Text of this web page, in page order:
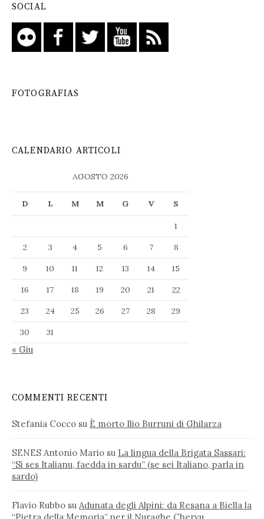
SOCIAL
FOTOGRAFIAS
CALENDARIO ARTICOLI
AGOSTO 2026
D L M M G V S
1
2
3 4 5 6 7
8
9
10 11 12 13 14
15
16
17 18 19 20 21
22
23
24 25 26 27 28
29
30
31
« Giu
COMMENTI RECENTI
Stefania Cocco su È morto Ilio Burruni di Ghilarza
SENES Antonio Mario su La lingua della Brigata Sassari:
“Si ses Italianu, faedda in sardu” (se sei Italiano, parla in
sardo)
Flavio Rubbo su Adunata degli Alpini: da Resana a Biella la